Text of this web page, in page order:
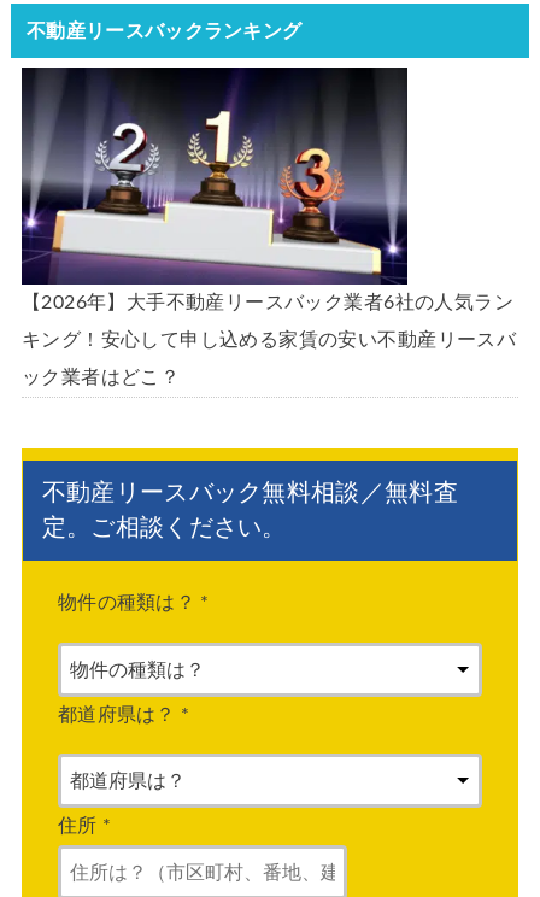
不動産リースバックランキング
【2026年】大手不動産リースバック業者6社の人気ラン
キング！安心して申し込める家賃の安い不動産リースバ
ック業者はどこ？
不動産リースバック無料相談／無料査
定。ご相談ください。
物件の種類は？ *
都道府県は？ *
住所 *